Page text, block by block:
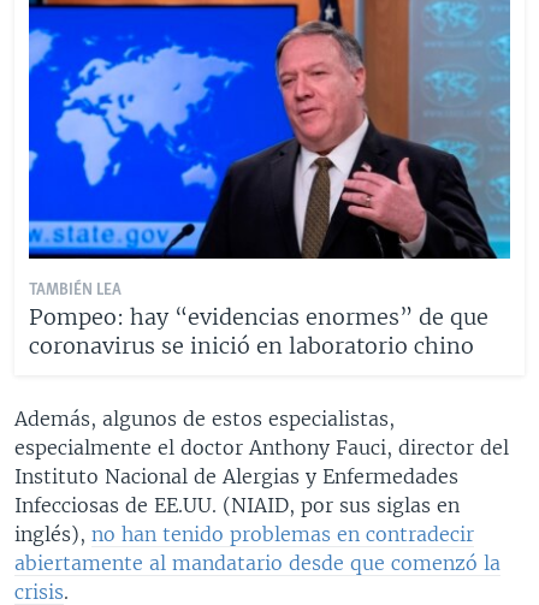
TAMBIÉN LEA
Pompeo: hay “evidencias enormes” de que
coronavirus se inició en laboratorio chino
Además, algunos de estos especialistas,
especialmente el doctor Anthony Fauci, director del
Instituto Nacional de Alergias y Enfermedades
Infecciosas de EE.UU. (NIAID, por sus siglas en
inglés), no han tenido problemas en contradecir
abiertamente al mandatario desde que comenzó la
crisis.